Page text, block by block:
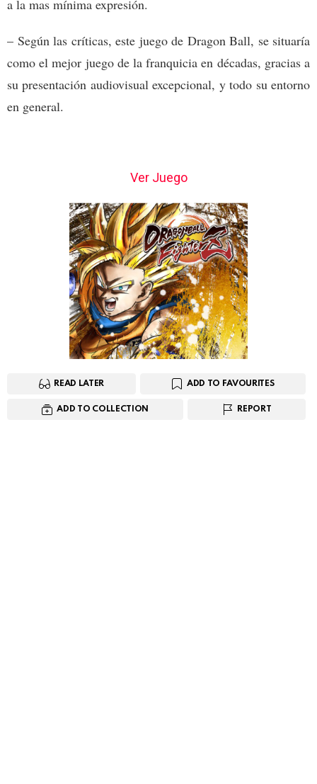
a la mas mínima expresión.
– Según las críticas, este juego de Dragon Ball, se situaría
como el mejor juego de la franquicia en décadas, gracias a
su presentación audiovisual excepcional, y todo su entorno
en general.
Ver Juego
READ LATER ADD TO FAVOURITES
ADD TO COLLECTION REPORT